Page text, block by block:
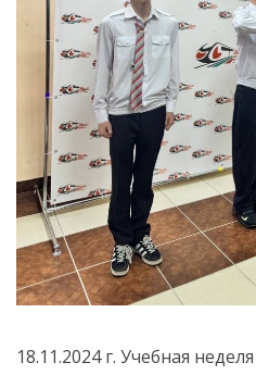
18.11.2024 г. Учебная